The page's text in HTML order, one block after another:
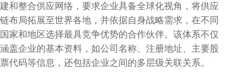
建和整合供应网络，要求企业具备全球化视角，将供应
链布局拓展至世界各地，并依据自身战略需求，在不同
国家和地区选择最具竞争优势的合作伙伴。该体系不仅
涵盖企业的基本资料，如公司名称、注册地址、主要股
票代码等信息，还包括企业之间的多层级关联关系。